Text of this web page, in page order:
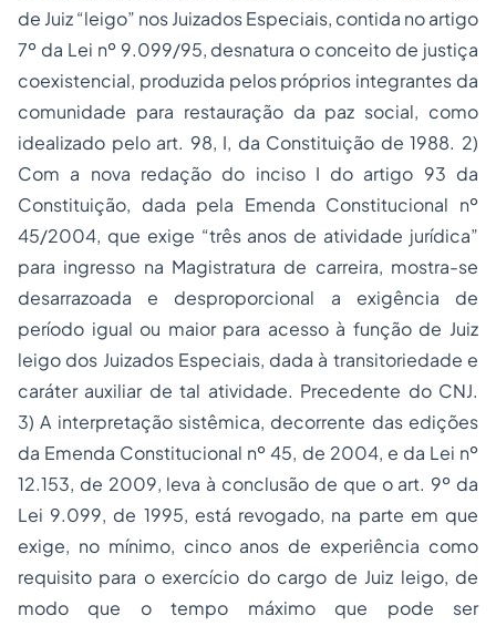
de Juiz “leigo” nos Juizados Especiais, contida no artigo
7º da Lei nº 9.099/95, desnatura o conceito de justiça
coexistencial, produzida pelos próprios integrantes da
comunidade para restauração da paz social, como
idealizado pelo art. 98, I, da Constituição de 1988. 2)
Com a nova redação do inciso I do artigo 93 da
Constituição, dada pela Emenda Constitucional nº
45/2004, que exige “três anos de atividade jurídica”
para ingresso na Magistratura de carreira, mostra-se
desarrazoada e desproporcional a exigência de
período igual ou maior para acesso à função de Juiz
leigo dos Juizados Especiais, dada à transitoriedade e
caráter auxiliar de tal atividade. Precedente do CNJ.
3) A interpretação sistêmica, decorrente das edições
da Emenda Constitucional nº 45, de 2004, e da Lei nº
12.153, de 2009, leva à conclusão de que o art. 9º da
Lei 9.099, de 1995, está revogado, na parte em que
exige, no mínimo, cinco anos de experiência como
requisito para o exercício do cargo de Juiz leigo, de
modo que o tempo máximo que pode ser